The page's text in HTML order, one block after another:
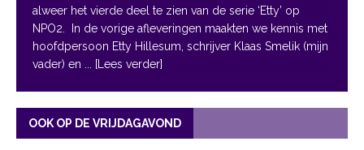
alweer het vierde deel te zien van de serie ‘Etty’ op
NPO2. In de vorige afleveringen maakten we kennis met
hoofdpersoon Etty Hillesum, schrijver Klaas Smelik (mijn
vader) en
... [Lees verder]
OOK OP DE VRIJDAGAVOND